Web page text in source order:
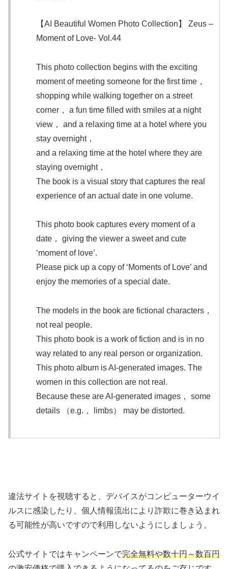
【AI Beautiful Women Photo Collection】 Zeus –
Moment of Love- Vol.44
This photo collection begins with the exciting
moment of meeting someone for the first time，
shopping while walking together on a street
corner， a fun time filled with smiles at a night
view， and a relaxing time at a hotel where you
stay overnight，
and a relaxing time at the hotel where they are
staying overnight，
The book is a visual story that captures the real
experience of an actual date in one volume.
This photo book captures every moment of a
date， giving the viewer a sweet and cute
‘moment of love’.
Please pick up a copy of ‘Moments of Love’ and
enjoy the memories of a special date.
The models in the book are fictional characters，
not real people.
This photo book is a work of fiction and is in no
way related to any real person or organization.
This photo album is AI-generated images. The
women in this collection are not real.
Because these are AI-generated images， some
details （e.g.， limbs） may be distorted.
違法サイトを視聴すると、デバイスがコンピューターウイ
ルスに感染したり、個人情報流出により詐欺に巻き込まれ
る可能性が高いですので利用しないようにしましょう。
公式サイトではキャンペーンで完全無料や数十円～数百円